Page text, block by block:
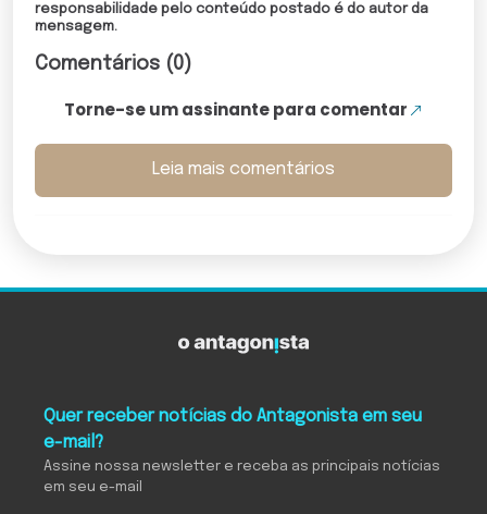
responsabilidade pelo conteúdo postado é do autor da
mensagem.
Comentários (0)
Torne-se um assinante para comentar
Leia mais comentários
Quer receber notícias do Antagonista em seu
e-mail?
Assine nossa newsletter e receba as principais notícias
em seu e-mail